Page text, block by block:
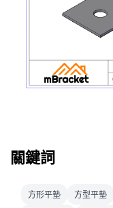
關鍵詞
方形平墊 方型平墊